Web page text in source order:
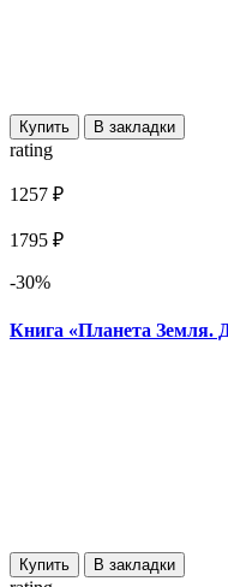
Купить В закладки
rating
1257 ₽
1795 ₽
-30%
Книга «Планета Земля.
Купить В закладки